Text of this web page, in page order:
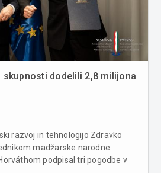
skupnosti dodelili 2,8 milijona
razvoj in tehnologijo Zdravko
madžarske narodne
podpisal tri pogodbe v